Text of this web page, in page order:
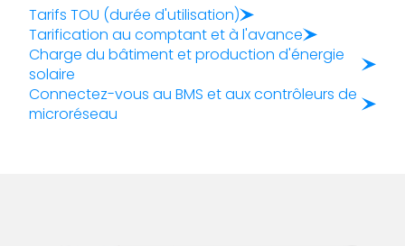
Tarifs TOU (durée d'utilisation)
Tarification au comptant et à l'avance
Charge du bâtiment et production d'énergie
solaire
Connectez-vous au BMS et aux contrôleurs de
microréseau